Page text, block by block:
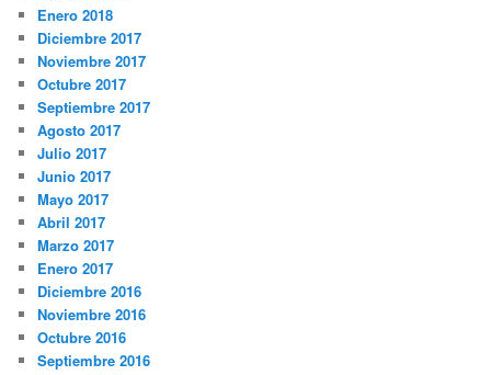
Enero 2018
Diciembre 2017
Noviembre 2017
Octubre 2017
Septiembre 2017
Agosto 2017
Julio 2017
Junio 2017
Mayo 2017
Abril 2017
Marzo 2017
Enero 2017
Diciembre 2016
Noviembre 2016
Octubre 2016
Septiembre 2016